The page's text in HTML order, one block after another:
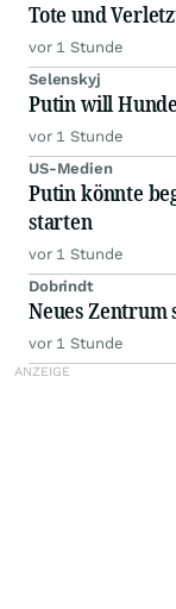
Tote und
vor 1 Stunde
Selenskyj
Putin will
vor 1 Stunde
US-Medien
Putin könnte
starten
vor 1 Stunde
Dobrindt
Neues Zentrum
vor 1 Stunde